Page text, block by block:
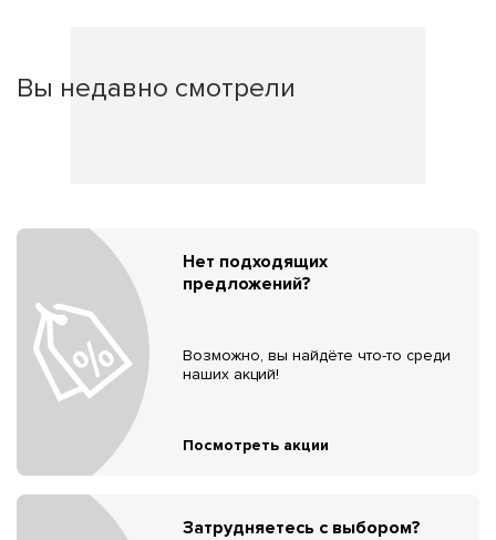
Вы недавно смотрели
Нет подходящих
предложений?
Возможно, вы найдёте что-то среди
наших акций!
Посмотреть акции
Затрудняетесь с выбором?